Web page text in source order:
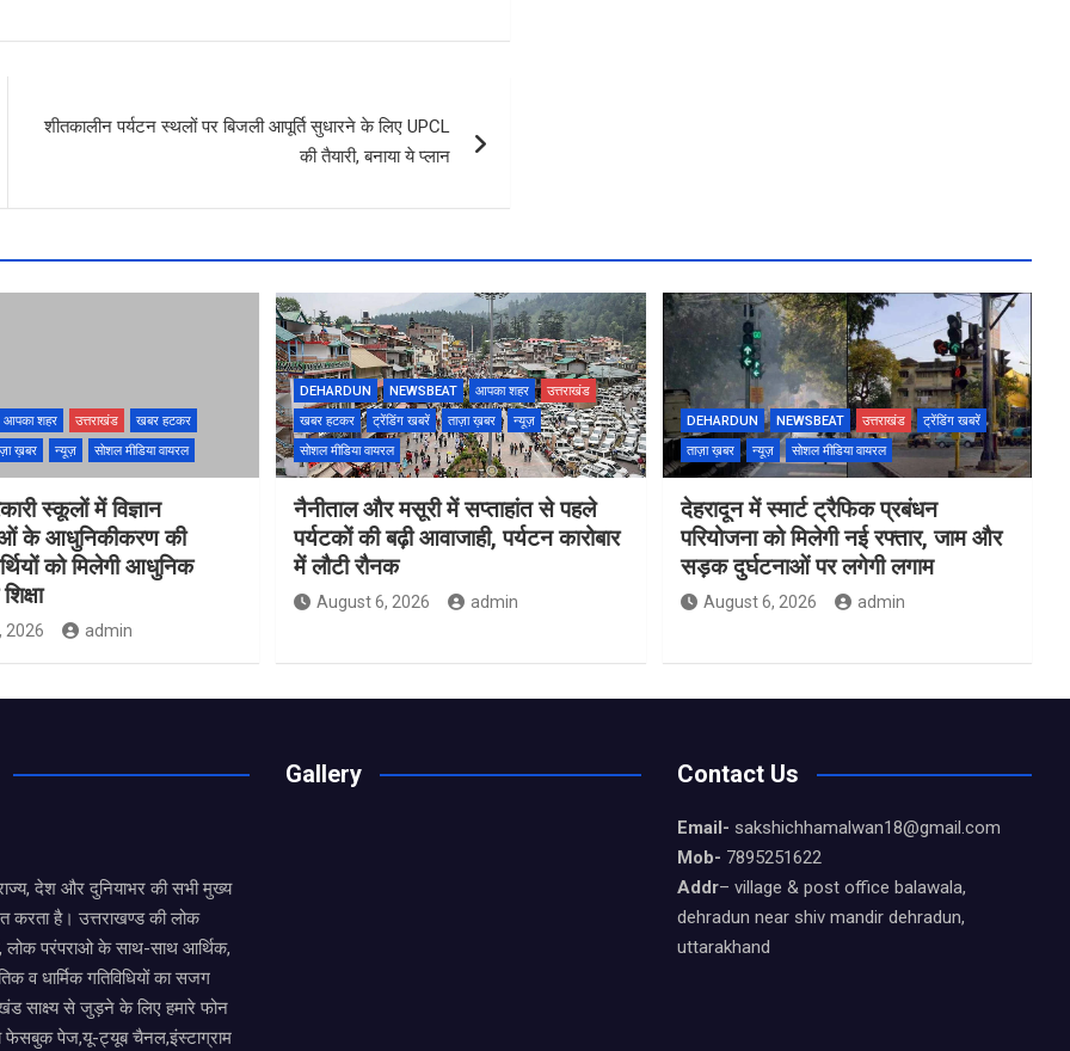
शीतकालीन पर्यटन स्थलों पर बिजली आपूर्ति सुधारने के लिए UPCL
की तैयारी, बनाया ये प्लान
आपका शहर उत्तराखंड
खबर हटकर
ख़बर न्यूज़ सोशल मीडिया वायरल
स्कूलों में विज्ञान
के आधुनिकीकरण की
को मिलेगी आधुनिक
2026 admin
DEHARDUN NEWSBEAT आपका शहर
उत्तराखंड
खबर हटकर
ट्रेंडिंग खबरें ताज़ा ख़बर
न्यूज़
सोशल मीडिया वायरल
नैनीताल और मसूरी में सप्ताहांत से पहले
पर्यटकों की बढ़ी आवाजाही, पर्यटन कारोबार
में लौटी रौनक
August 6, 2026 admin
DEHARDUN NEWSBEAT उत्तराखंड
ट्रेंडिंग खबरें
ताज़ा ख़बर
न्यूज़ सोशल मीडिया वायरल
देहरादून में स्मार्ट ट्रैफिक प्रबंधन
परियोजना को मिलेगी नई रफ्तार, जाम और
सड़क दुर्घटनाओं पर लगेगी लगाम
August 6, 2026 admin
देश और दुनियाभर की सभी मुख्य
करता है। उत्तराखण्ड की लोक
लोक परंपराओ के साथ-साथ आर्थिक,
व धार्मिक गतिविधियों का सजग
साक्ष्य से जुड़ने के लिए हमारे फोन
फेसबुक पेज,यू-ट्यूब चैनल,इंस्टाग्राम
Gallery Contact Us
Email- sakshichhamalwan18@gmail.com
Mob- 7895251622
Addr– village & post office balawala,
dehradun near shiv mandir dehradun,
uttarakhand